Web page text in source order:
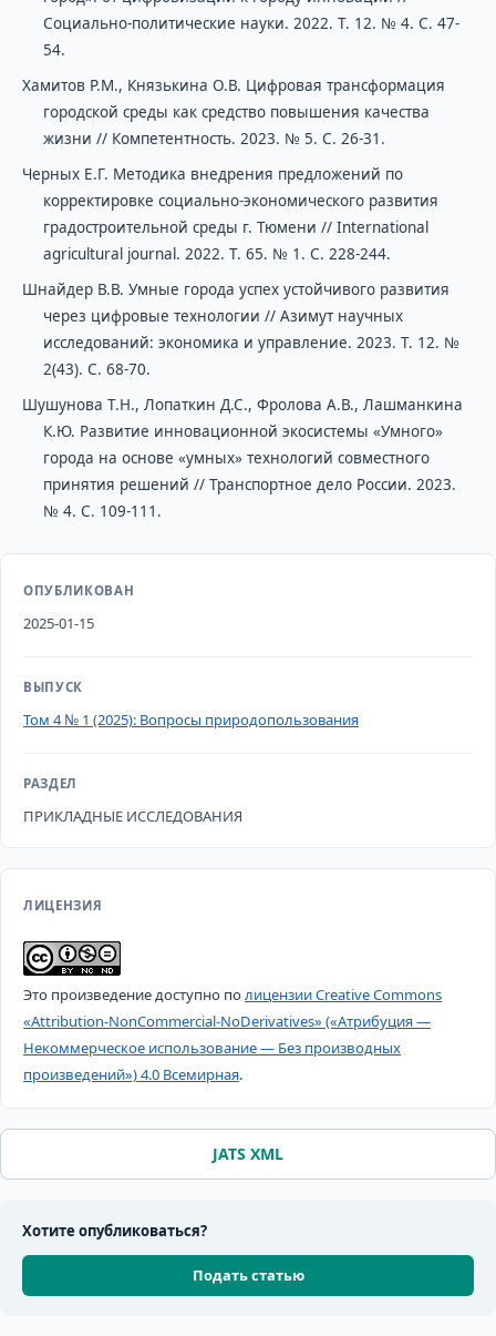
Социально-политические науки. 2022. Т. 12. № 4. С. 47-
54.
Хамитов Р.М., Князькина О.В. Цифровая трансформация
городской среды как средство повышения качества
жизни // Компетентность. 2023. № 5. С. 26-31.
Черных Е.Г. Методика внедрения предложений по
корректировке социально-экономического развития
градостроительной среды г. Тюмени // International
agricultural journal. 2022. Т. 65. № 1. С. 228-244.
Шнайдер В.В. Умные города успех устойчивого развития
через цифровые технологии // Азимут научных
исследований: экономика и управление. 2023. Т. 12. №
2(43). С. 68-70.
Шушунова Т.Н., Лопаткин Д.С., Фролова А.В., Лашманкина
К.Ю. Развитие инновационной экосистемы «Умного»
города на основе «умных» технологий совместного
принятия решений // Транспортное дело России. 2023.
№ 4. С. 109-111.
ОПУБЛИКОВАН
2025-01-15
ВЫПУСК
Том 4 № 1 (2025): Вопросы природопользования
РАЗДЕЛ
ПРИКЛАДНЫЕ ИССЛЕДОВАНИЯ
ЛИЦЕНЗИЯ
Это произведение доступно полицензии Creative Commons
«Attribution-NonCommercial-NoDerivatives» («Атрибуция —
Некоммерческое использование — Без производных
произведений») 4.0 Всемирная.
JATS XML
Хотите опубликоваться?
Подать статью